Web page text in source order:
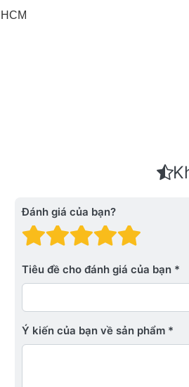
Đánh giá của bạn?
Đánh
Đánh giá:
Đánh giá: 2
Đánh giá: 1
Tiêu đề cho đánh giá của bạn
Ý kiến ​​của bạn về sản phẩm